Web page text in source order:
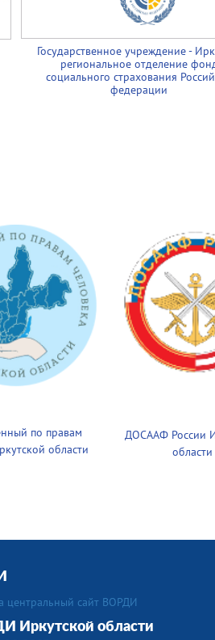
Государственное учреждение -
региональное отделение
социального страхования
федерации
по правам
области
ДОСААФ России
области
центральный сайт ВОРДИ
Иркутской области